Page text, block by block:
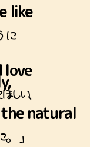
like
に
love
しい、
natural
。 」